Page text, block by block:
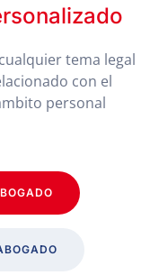
tema legal
con el
personal